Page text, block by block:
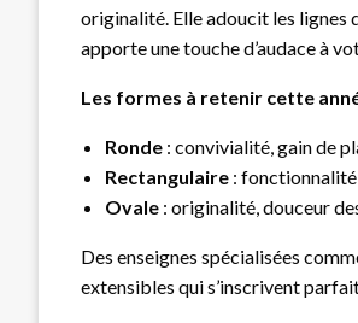
originalité. Elle adoucit les lignes
apporte une touche d’audace à
Les formes à retenir cette
Ronde : convivialité, gain de
Rectangulaire :
Ovale : originalité, douceur
Des enseignes spécialisées
extensibles qui s’inscrivent